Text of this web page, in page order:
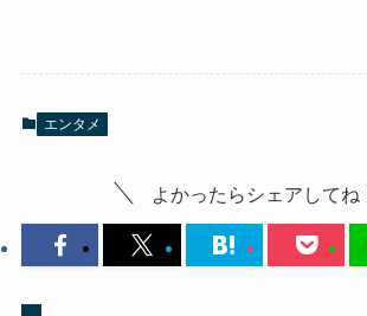
エンタメ
よかったらシェアしてね